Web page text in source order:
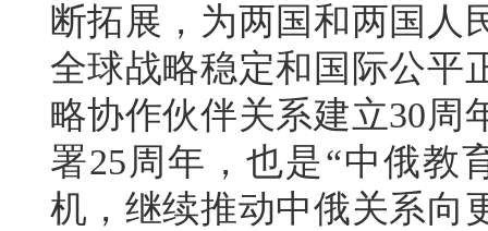
断拓展，为两国和两国人
全球战略稳定和国际公平
略协作伙伴关系建立30周
署25周年，也是“中俄教
机，继续推动中俄关系向